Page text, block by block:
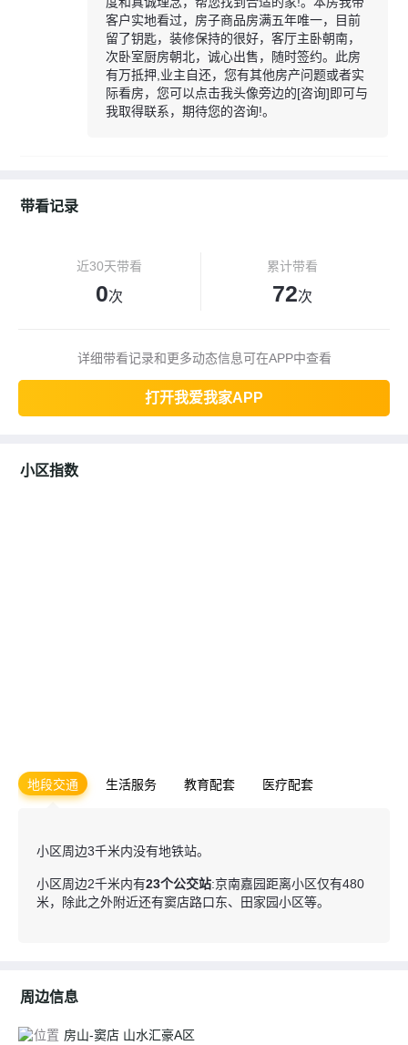
客户实地看过，房子商品房满五年唯一，目前
留了钥匙，装修保持的很好，客厅主卧朝南，
次卧室厨房朝北，诚心出售，随时签约。此房
有万抵押,业主自还，您有其他房产问题或者实
际看房，您可以点击我头像旁边的[咨询]即可与
我取得联系，期待您的咨询!。
带看记录
近30天带看
0次
累计带看
72次
详细带看记录和更多动态信息可在APP中查看
打开我爱我家APP
小区指数
地段交通 生活服务 教育配套 医疗配套
小区周边3千米内没有地铁站。
小区周边2千米内有23个公交站:京南嘉园距离小区仅有480
米，除此之外附近还有窦店路口东、田家园小区等。
周边信息
位置 房山-窦店 山水汇豪A区